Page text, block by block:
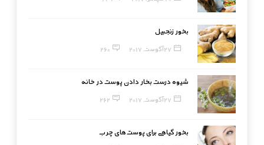
بخور زنجبیل
27 آگوست, 2017 260
شیوه درست بخار دادن پوست در خانه
27 آگوست, 2017 262
بخور گیاهی برای پوست‌های چرب